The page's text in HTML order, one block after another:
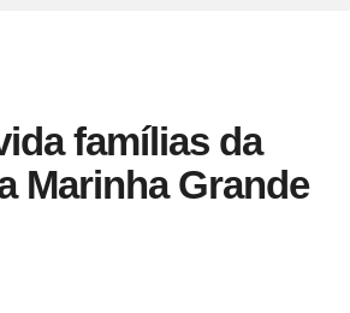
famílias da
Marinha Grande